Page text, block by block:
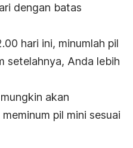
dengan batas
hari ini, minumlah pil
setelahnya, Anda lebih
akan
pil mini sesuai